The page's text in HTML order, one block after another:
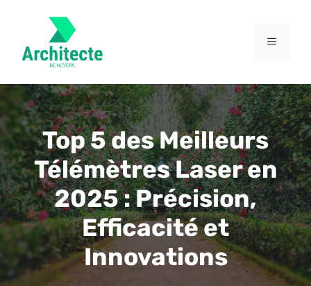
MENU
Top 5 des Meilleurs
Télémètres Laser en
2025 : Précision,
Efficacité et
Innovations